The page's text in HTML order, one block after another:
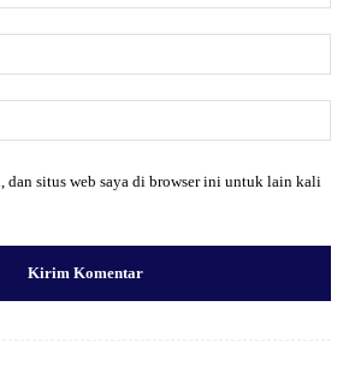
dan situs web saya di browser ini untuk lain kali